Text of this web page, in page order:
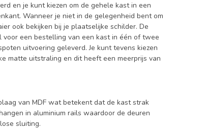
en je kunt kiezen om de gehele kast in een
Wanneer je niet in de gelegenheid bent om
ook bekijken bij je plaatselijke schilder. De
een bestelling van een kast in één of twee
uitvoering geleverd. Je kunt tevens kiezen
matte uitstraling en dit heeft een meerprijs van
van MDF wat betekent dat de kast strak
in aluminium rails waardoor de deuren
sluiting.